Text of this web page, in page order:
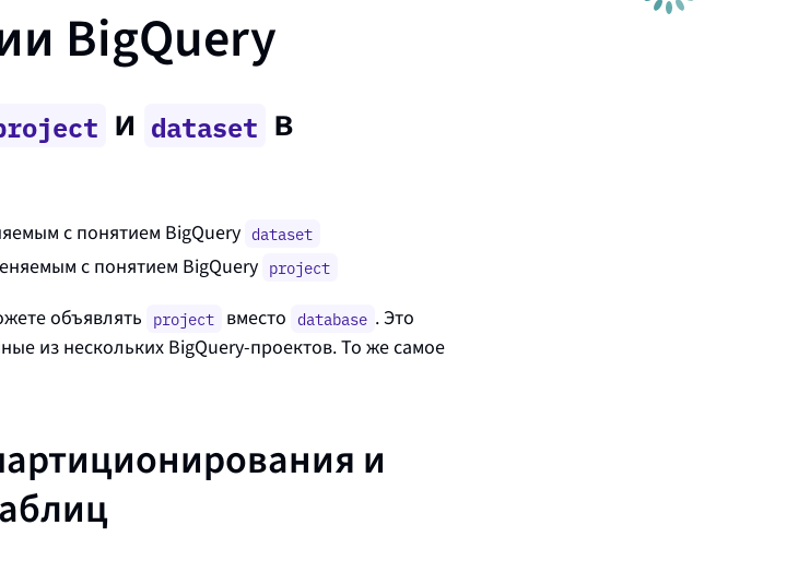
BigQuery
и dataset в
с понятием BigQuery dataset
с понятием BigQuery project
объявлять project вместо database . Это
из нескольких BigQuery‑проектов. То же самое
и